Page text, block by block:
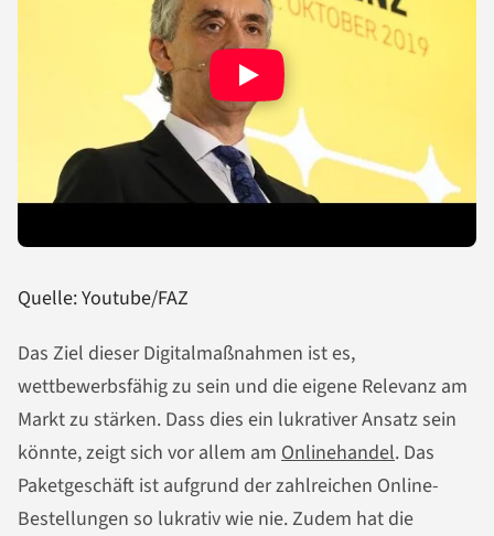
Quelle: Youtube/FAZ
Das Ziel dieser Digitalmaßnahmen ist es,
wettbewerbsfähig zu sein und die eigene Relevanz am
Markt zu stärken. Dass dies ein lukrativer Ansatz sein
könnte, zeigt sich vor allem am Onlinehandel. Das
Paketgeschäft ist aufgrund der zahlreichen Online-
Bestellungen so lukrativ wie nie. Zudem hat die